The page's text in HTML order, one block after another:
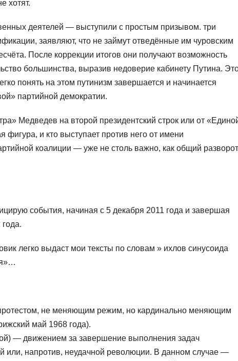
хотят.
деятелей — выступили с простым призывом. три
заявляют, что не займут отведённые им чуровским
После коррекции итогов они получают возможность
большинства, выразив недоверие кабинету Путина.
понять на этом путинизм завершается и начинается
партийной демократии.
Медведев на второй президентский строк или от
фигура, и кто выступает против него от имени
коалиции — уже не столь важно, как общий разворот
события, начиная с 5 декабря 2011 года и завершая
легко выдаст мои тексты по словам » ихлов синусоида
не меняющим режим, но кардинально меняющим
май 1968 года).
движением за завершение выполнения задач
напротив, неудачной революции. В данном случае —